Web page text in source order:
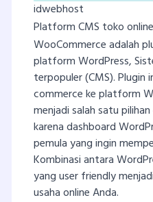
idwebhost
Platform CMS toko
WooCommerce adalah
platform WordPress,
terpopuler (CMS). Plugin
commerce ke platform
menjadi salah satu
karena dashboard
pemula yang ingin
Kombinasi antara
yang user friendly
usaha online Anda.